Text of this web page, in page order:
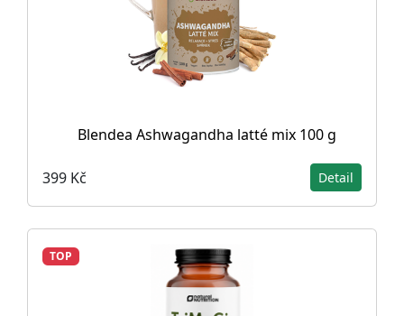
Blendea Ashwagandha latté mix 100 g
399 Kč Detail
TOP